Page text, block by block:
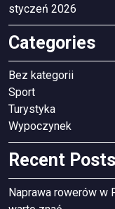
styczeń 2026
Categories
Bez kategorii
Sport
Turystyka
Wypoczynek
Recent Posts
Naprawa rowerów w